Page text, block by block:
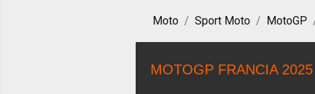
Moto Sport Moto MotoGP
MOTOGP FRANCIA 2025